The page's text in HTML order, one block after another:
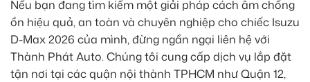
Nếu bạn đang tìm kiếm một giải pháp cách âm chống
ồn hiệu quả, an toàn và chuyên nghiệp cho chiếc Isuzu
D-Max 2026 của mình, đừng ngần ngại liên hệ với
Thành Phát Auto. Chúng tôi cung cấp dịch vụ lắp đặt
tận nơi tại các quận nội thành TPHCM như Quận 12,